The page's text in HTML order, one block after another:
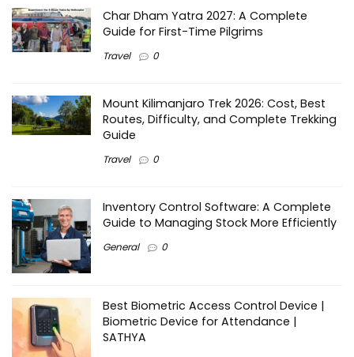
Char Dham Yatra 2027: A Complete
Guide for First-Time Pilgrims
Travel 0
Mount Kilimanjaro Trek 2026: Cost, Best
Routes, Difficulty, and Complete Trekking
Guide
Travel 0
Inventory Control Software: A Complete
Guide to Managing Stock More Efficiently
General 0
Best Biometric Access Control Device |
Biometric Device for Attendance |
SATHYA